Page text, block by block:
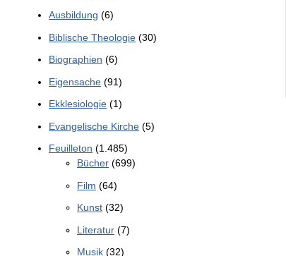
Ausbildung (6)
Biblische Theologie (30)
Biographien (6)
Eigensache (91)
Ekklesiologie (1)
Evangelische Kirche (5)
Feuilleton (1.485)
Bücher (699)
Film (64)
Kunst (32)
Literatur (7)
Musik (32)